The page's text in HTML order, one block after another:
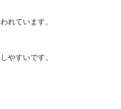
れています。
やすいです。